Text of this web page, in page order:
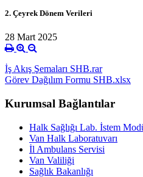
2. Çeyrek Dönem Verileri
28 Mart 2025
İş Akış Şemaları SHB.rar
Görev Dağılım Formu SHB.xlsx
Kurumsal Bağlantılar
Halk Sağlığı Lab. İstem
Van Halk Laboratuvarı
İl Ambulans Servisi
Van Valiliği
Sağlık Bakanlığı